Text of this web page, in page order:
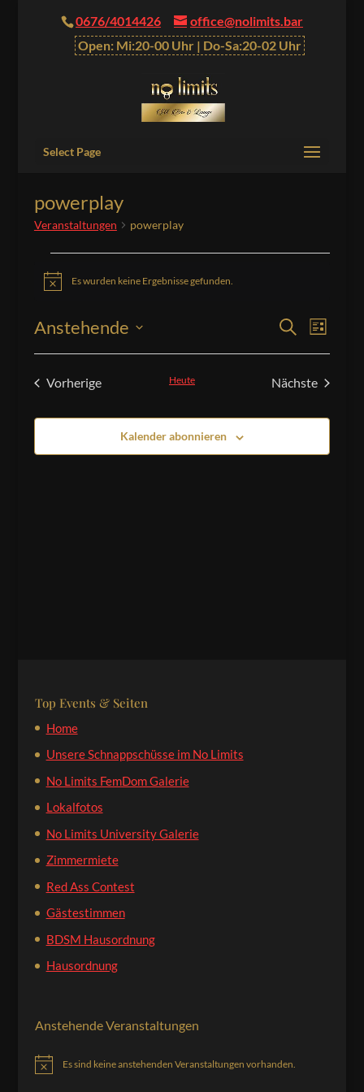
0676/4014426
office@nolimits.bar
Open: Mi:20-00 Uhr | Do-Sa:20-02 Uhr
Select Page
powerplay
Veranstaltungen powerplay
HinweisEs wurden keine Ergebnisse gefunden.
Ansichten,
Suche
Liste
Anstehende
Vorherige
Heute
Nächste
Kalender abonnieren
Top Events & Seiten
Home
Unsere Schnappschüsse im No Limits
No Limits FemDom Galerie
Lokalfotos
No Limits University Galerie
Zimmermiete
Red Ass Contest
Gästestimmen
BDSM Hausordnung
Hausordnung
Anstehende Veranstaltungen
HinweisEs sind keine anstehenden Veranstaltungen vorhanden.